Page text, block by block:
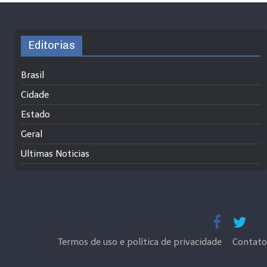
Editorias
Brasil
Cidade
Estado
Geral
Ultimas Noticias
Termos de uso e política de privacidade Contato